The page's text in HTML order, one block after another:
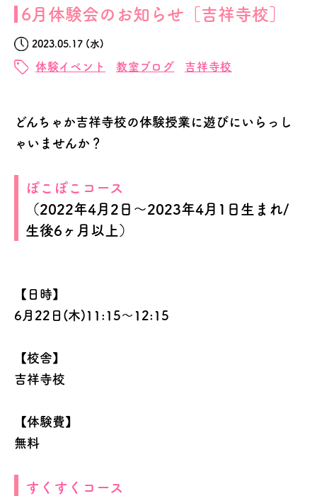
6月体験会のお知らせ［吉祥寺校］
2023.05.17 (水)
体験イベント 教室ブログ 吉祥寺校
どんちゃか吉祥寺校の体験授業に遊びにいらっし
ゃいませんか？
ぽこぽこコース
（2022年4月2日～2023年4月1日生まれ/
生後6ヶ月以上）
【日時】
6月22日(木)11:15～12:15
【校舎】
吉祥寺校
【体験費】
無料
すくすくコース